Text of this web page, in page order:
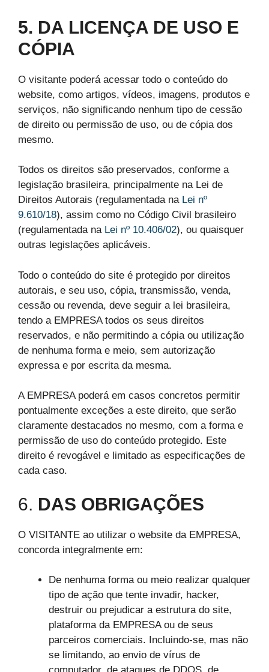
5. DA LICENÇA DE USO E
CÓPIA
O visitante poderá acessar todo o conteúdo do
website, como artigos, vídeos, imagens, produtos e
serviços, não significando nenhum tipo de cessão
de direito ou permissão de uso, ou de cópia dos
mesmo.
Todos os direitos são preservados, conforme a
legislação brasileira, principalmente na Lei de
Direitos Autorais (regulamentada na Lei nº
9.610/18), assim como no Código Civil brasileiro
(regulamentada na Lei nº 10.406/02), ou quaisquer
outras legislações aplicáveis.
Todo o conteúdo do site é protegido por direitos
autorais, e seu uso, cópia, transmissão, venda,
cessão ou revenda, deve seguir a lei brasileira,
tendo a EMPRESA todos os seus direitos
reservados, e não permitindo a cópia ou utilização
de nenhuma forma e meio, sem autorização
expressa e por escrita da mesma.
A EMPRESA poderá em casos concretos permitir
pontualmente exceções a este direito, que serão
claramente destacados no mesmo, com a forma e
permissão de uso do conteúdo protegido. Este
direito é revogável e limitado as especificações de
cada caso.
6. DAS OBRIGAÇÕES
O VISITANTE ao utilizar o website da EMPRESA,
concorda integralmente em:
De nenhuma forma ou meio realizar qualquer
tipo de ação que tente invadir, hacker,
destruir ou prejudicar a estrutura do site,
plataforma da EMPRESA ou de seus
parceiros comerciais. Incluindo-se, mas não
se limitando, ao envio de vírus de